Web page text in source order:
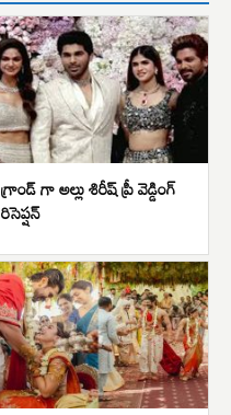
గ్రాండ్ గా అల్లు శిరీష్ ప్రీ వెడ్డింగ్
రిసెప్షన్